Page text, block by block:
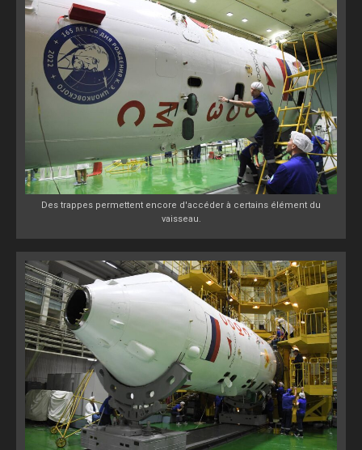
Des trappes permettent encore d'accéder à certains élément du
vaisseau.